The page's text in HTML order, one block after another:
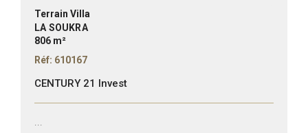
Terrain Villa
LA SOUKRA
806 m²
Réf: 610167
CENTURY 21 Invest
...